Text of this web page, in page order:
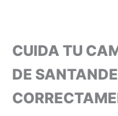
CUIDA TU
DE